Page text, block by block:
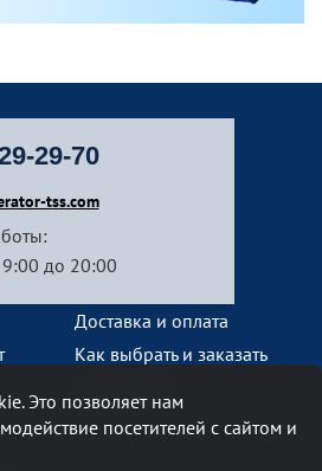
29-70
tss.com
9:00 до 20:00
Доставка и оплата
Как выбрать и заказать
Это позволяет нам
посетителей с сайтом и